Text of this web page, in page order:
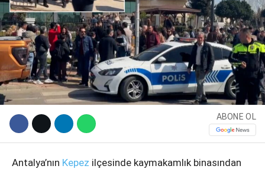
ABONE OL
Antalya’nın Kepez ilçesinde kaymakamlık binasından